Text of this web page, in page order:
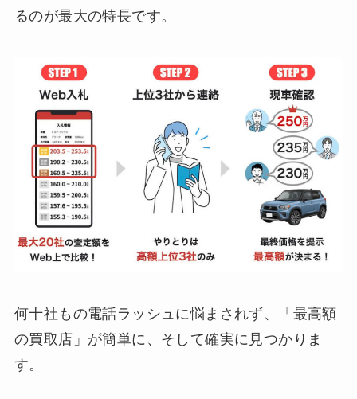
るのが最大の特長です。
何十社もの電話ラッシュに悩まされず、「最高額
の買取店」が簡単に、そして確実に見つかりま
す。